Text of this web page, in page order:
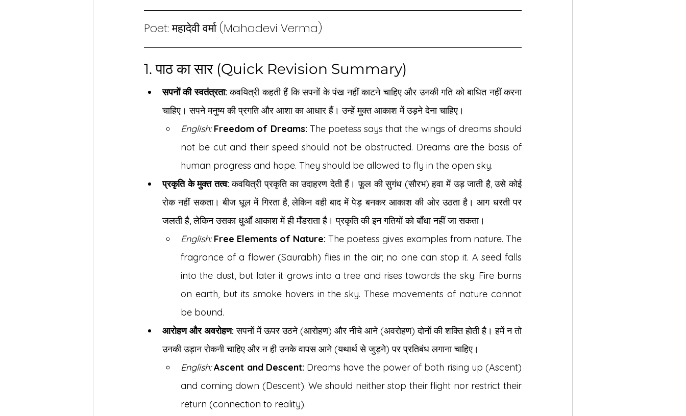
Poet: महादेवी वर्मा (Mahadevi Verma)
1. पाठ का सार (Quick Revision Summary)
सपनों की स्वतंत्रता: कवयित्री कहती हैं कि सपनों के पंख नहीं काटने चाहिए और उनकी गति को बाधित नहीं करना
चाहिए। सपने मनुष्य की प्रगति और आशा का आधार हैं। उन्हें मुक्त आकाश में उड़ने देना चाहिए।
English: Freedom of Dreams: The poetess says that the wings of dreams should
not be cut and their speed should not be obstructed. Dreams are the basis of
human progress and hope. They should be allowed to fly in the open sky.
प्रकृति के मुक्त तत्व: कवयित्री प्रकृति का उदाहरण देती हैं। फूल की सुगंध (सौरभ) हवा में उड़ जाती है, उसे कोई
रोक नहीं सकता। बीज धूल में गिरता है, लेकिन वही बाद में पेड़ बनकर आकाश की ओर उठता है। आग धरती पर
जलती है, लेकिन उसका धुआँ आकाश में ही मँडराता है। प्रकृति की इन गतियों को बाँधा नहीं जा सकता।
English: Free Elements of Nature: The poetess gives examples from nature. The
fragrance of a flower (Saurabh) flies in the air; no one can stop it. A seed falls
into the dust, but later it grows into a tree and rises towards the sky. Fire burns
on earth, but its smoke hovers in the sky. These movements of nature cannot
be bound.
आरोहण और अवरोहण: सपनों में ऊपर उठने (आरोहण) और नीचे आने (अवरोहण) दोनों की शक्ति होती है। हमें न तो
उनकी उड़ान रोकनी चाहिए और न ही उनके वापस आने (यथार्थ से जुड़ने) पर प्रतिबंध लगाना चाहिए।
English: Ascent and Descent: Dreams have the power of both rising up (Ascent)
and coming down (Descent). We should neither stop their flight nor restrict their
return (connection to reality).